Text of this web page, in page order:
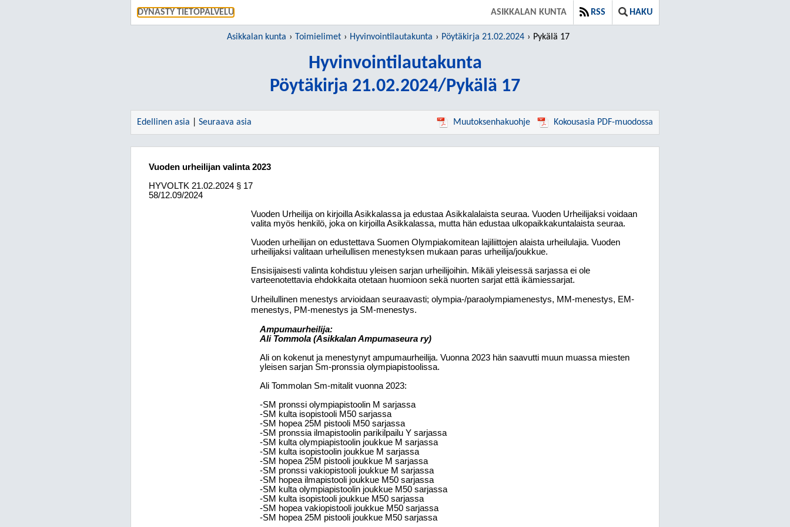
DYNASTY TIETOPALVELU ASIKKALAN KUNTA RSS HAKU
Asikkalan kunta Toimielimet Hyvinvointilautakunta Pöytäkirja 21.02.2024 Pykälä 17
Hyvinvointilautakunta
Pöytäkirja 21.02.2024/Pykälä 17
Edellinen asia Seuraava asia Muutoksenhakuohje Kokousasia PDF-muodossa
Vuoden urheilijan valinta 2023
HYVOLTK 21.02.2024 § 17
58/12.09/2024
Vuoden Urheilija on kirjoilla Asikkalassa ja edustaa Asikkalalaista seuraa. Vuoden Urheilijaksi voidaan
valita myös henkilö, joka on kirjoilla Asikkalassa, mutta hän edustaa ulkopaikkakuntalaista seuraa.
Vuoden urheilijan on edustettava Suomen Olympiakomitean lajiliittojen alaista urheilulajia. Vuoden
urheilijaksi valitaan urheilullisen menestyksen mukaan paras urheilija/joukkue.
Ensisijaisesti valinta kohdistuu yleisen sarjan urheilijoihin. Mikäli yleisessä sarjassa ei ole
varteenotettavia ehdokkaita otetaan huomioon sekä nuorten sarjat että ikämiessarjat.
Urheilullinen menestys arvioidaan seuraavasti; olympia-/paraolympiamenestys, MM-menestys, EM-
menestys, PM-menestys ja SM-menestys.
Ampumaurheilija:
Ali Tommola (Asikkalan Ampumaseura ry)
Ali on kokenut ja menestynyt ampumaurheilija. Vuonna 2023 hän saavutti muun muassa miesten
yleisen sarjan Sm-pronssia olympiapistoolissa.
Ali Tommolan Sm-mitalit vuonna 2023:
-SM pronssi olympiapistoolin M sarjassa
-SM kulta isopistooli M50 sarjassa
-SM hopea 25M pistooli M50 sarjassa
-SM pronssia ilmapistoolin parikilpailu Y sarjassa
-SM kulta olympiapistoolin joukkue M sarjassa
-SM kulta isopistoolin joukkue M sarjassa
-SM hopea 25M pistooli joukkue M sarjassa
-SM pronssi vakiopistooli joukkue M sarjassa
-SM hopea ilmapistooli joukkue M50 sarjassa
-SM kulta olympiapistoolin joukkue M50 sarjassa
-SM kulta isopistooli joukkue M50 sarjassa
-SM hopea vakiopistooli joukkue M50 sarjassa
-SM hopea 25M pistooli joukkue M50 sarjassa